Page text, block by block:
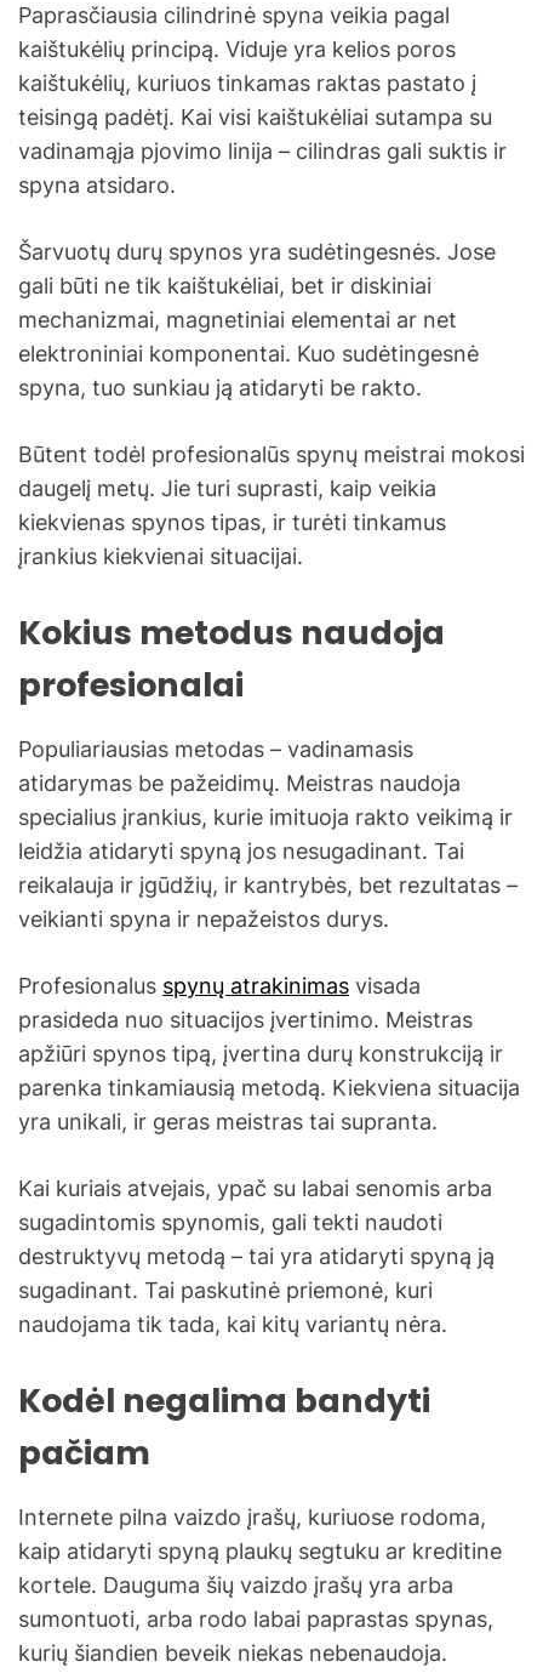
Paprasčiausia cilindrinė spyna veikia pagal
kaištukėlių principą. Viduje yra kelios poros
kaištukėlių, kuriuos tinkamas raktas pastato į
teisingą padėtį. Kai visi kaištukėliai sutampa su
vadinamąja pjovimo linija – cilindras gali suktis ir
spyna atsidaro.
Šarvuotų durų spynos yra sudėtingesnės. Jose
gali būti ne tik kaištukėliai, bet ir diskiniai
mechanizmai, magnetiniai elementai ar net
elektroniniai komponentai. Kuo sudėtingesnė
spyna, tuo sunkiau ją atidaryti be rakto.
Būtent todėl profesionalūs spynų meistrai mokosi
daugelį metų. Jie turi suprasti, kaip veikia
kiekvienas spynos tipas, ir turėti tinkamus
įrankius kiekvienai situacijai.
Kokius metodus naudoja
profesionalai
Populiariausias metodas – vadinamasis
atidarymas be pažeidimų. Meistras naudoja
specialius įrankius, kurie imituoja rakto veikimą ir
leidžia atidaryti spyną jos nesugadinant. Tai
reikalauja ir įgūdžių, ir kantrybės, bet rezultatas –
veikianti spyna ir nepažeistos durys.
Profesionalus spynų atrakinimas visada
prasideda nuo situacijos įvertinimo. Meistras
apžiūri spynos tipą, įvertina durų konstrukciją ir
parenka tinkamiausią metodą. Kiekviena situacija
yra unikali, ir geras meistras tai supranta.
Kai kuriais atvejais, ypač su labai senomis arba
sugadintomis spynomis, gali tekti naudoti
destruktyvų metodą – tai yra atidaryti spyną ją
sugadinant. Tai paskutinė priemonė, kuri
naudojama tik tada, kai kitų variantų nėra.
Kodėl negalima bandyti
pačiam
Internete pilna vaizdo įrašų, kuriuose rodoma,
kaip atidaryti spyną plaukų segtuku ar kreditine
kortele. Dauguma šių vaizdo įrašų yra arba
sumontuoti, arba rodo labai paprastas spynas,
kurių šiandien beveik niekas nebenaudoja.